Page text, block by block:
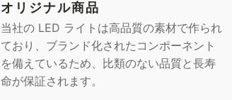
オリジナル商品
当社の LED ライトは高品質の素材で作られ
ており、ブランド化されたコンポーネント
を備えているため、比類のない品質と長寿
命が保証されます。